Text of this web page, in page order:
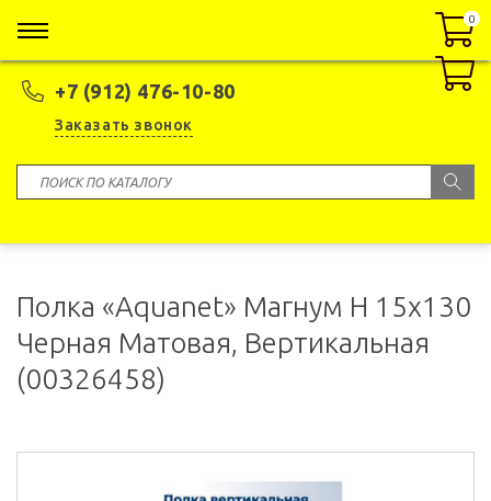
+7 (912) 476-10-80
Заказать звонок
0
0
Полка «Aquanet» Магнум H 15x130
Черная Матовая, Вертикальная
(00326458)